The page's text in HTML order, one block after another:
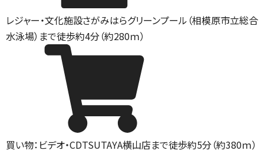
レジャー・文化施設さがみはらグリーンプール（相模原市立総合
水泳場）まで徒歩約4分（約280ｍ）
買い物：ビデオ・CDTSUTAYA横山店まで徒歩約5分（約380ｍ）